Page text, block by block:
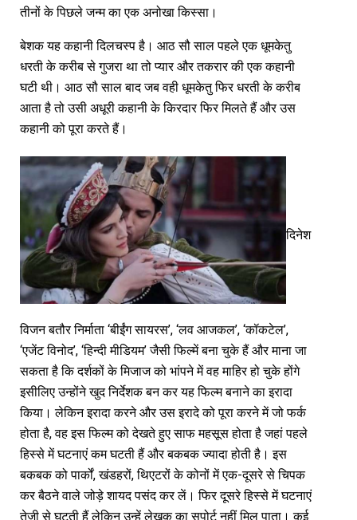
तीनों के पिछले जन्म का एक अनोखा किस्सा।
बेशक यह कहानी दिलचस्प है। आठ सौ साल पहले एक धूमकेतु
धरती के करीब से गुजरा था तो प्यार और तकरार की एक कहानी
घटी थी। आठ सौ साल बाद जब वही धूमकेतु फिर धरती के करीब
आता है तो उसी अधूरी कहानी के किरदार फिर मिलते हैं और उस
कहानी को पूरा करते हैं।
दिनेश
विजन बतौर निर्माता ‘बीईंग सायरस’, ‘लव आजकल’, ‘कॉकटेल’,
‘एजेंट विनोद’, ‘हिन्दी मीडियम’ जैसी फिल्में बना चुके हैं और माना जा
सकता है कि दर्शकों के मिजाज को भांपने में वह माहिर हो चुके होंगे
इसीलिए उन्होंने खुद निर्देशक बन कर यह फिल्म बनाने का इरादा
किया। लेकिन इरादा करने और उस इरादे को पूरा करने में जो फर्क
होता है, वह इस फिल्म को देखते हुए साफ महसूस होता है जहां पहले
हिस्से में घटनाएं कम घटती हैं और बकबक ज्यादा होती है। इस
बकबक को पार्कों, खंडहरों, थिएटरों के कोनों में एक-दूसरे से चिपक
कर बैठने वाले जोड़े शायद पसंद कर लें। फिर दूसरे हिस्से में घटनाएं
तेजी से घटती हैं लेकिन उन्हें लेखक का सपोर्ट नहीं मिल पाता। कई